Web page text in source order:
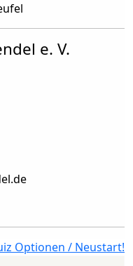
e. V.
Optionen / Neustart!